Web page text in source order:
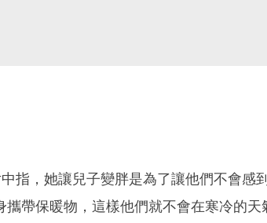
指，她讓兒子變胖是為了讓他們不會感
帶保暖物，這樣他們就不會在寒冷的天